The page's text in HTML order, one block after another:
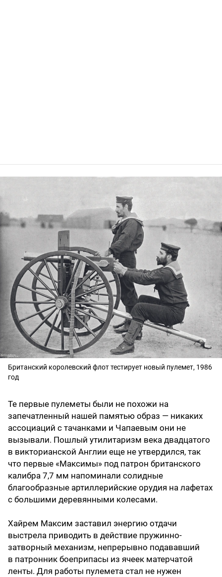
Британский королевский флот тестирует новый пулемет, 1986
год
Те первые пулеметы были не похожи на
запечатленный нашей памятью образ — никаких
ассоциаций с тачанками и Чапаевым они не
вызывали. Пошлый утилитаризм века двадцатого
в викторианской Англии еще не утвердился, так
что первые «Максимы» под патрон британского
калибра 7,7 мм напоминали солидные
благообразные артиллерийские орудия на лафетах
с большими деревянными колесами.
Хайрем Максим заставил энергию отдачи
выстрела приводить в действие пружинно-
затворный механизм, непрерывно подававший
в патронник боеприпасы из ячеек матерчатой
ленты. Для работы пулемета стал не нужен